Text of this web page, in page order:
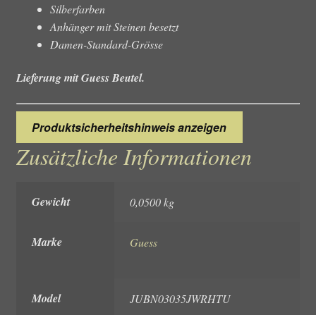
Silberfarben
Anhänger mit Steinen besetzt
Damen-Standard-Grösse
Lieferung mit Guess Beutel.
Produktsicherheitshinweis anzeigen
Zusätzliche Informationen
Gewicht 0,0500 kg
Marke Guess
Model JUBN03035JWRHTU